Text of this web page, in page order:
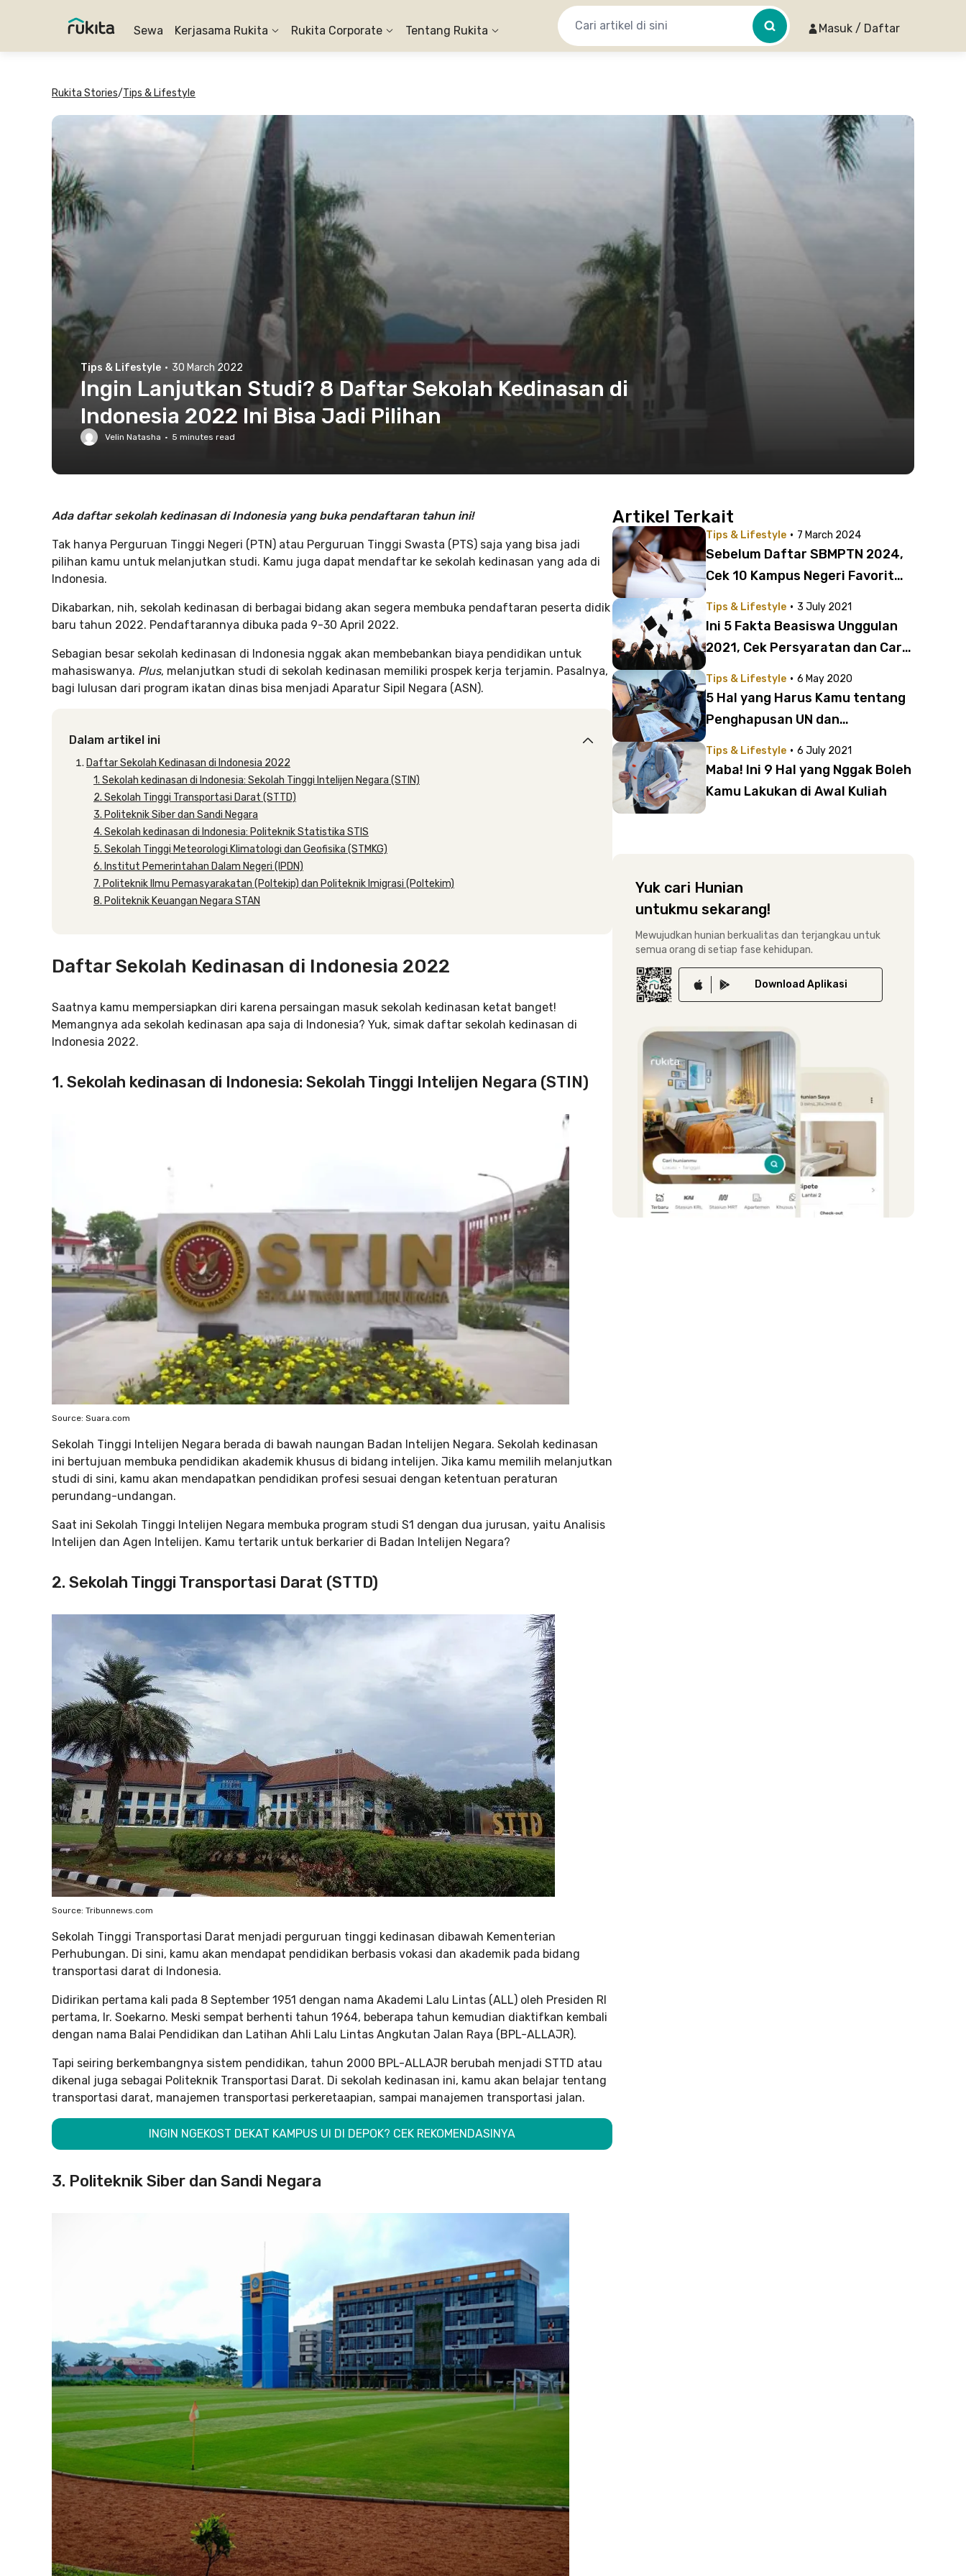
Sewa Kerjasama Rukita Rukita Corporate Tentang Rukita Masuk / Daftar
Rukita Stories/Tips & Lifestyle
Tips & Lifestyle · 30 March 2022
Ingin Lanjutkan Studi? 8 Daftar Sekolah Kedinasan di
Indonesia 2022 Ini Bisa Jadi Pilihan
Velin Natasha · 5 minutes read
Ada daftar sekolah kedinasan di Indonesia yang buka pendaftaran tahun ini!
Tak hanya Perguruan Tinggi Negeri (PTN) atau Perguruan Tinggi Swasta (PTS) saja yang bisa jadi
pilihan kamu untuk melanjutkan studi. Kamu juga dapat mendaftar ke sekolah kedinasan yang ada di
Indonesia.
Dikabarkan, nih, sekolah kedinasan di berbagai bidang akan segera membuka pendaftaran peserta didik
baru tahun 2022. Pendaftarannya dibuka pada 9-30 April 2022.
Sebagian besar sekolah kedinasan di Indonesia nggak akan membebankan biaya pendidikan untuk
mahasiswanya. Plus, melanjutkan studi di sekolah kedinasan memiliki prospek kerja terjamin. Pasalnya,
bagi lulusan dari program ikatan dinas bisa menjadi Aparatur Sipil Negara (ASN).
Dalam artikel ini
Daftar Sekolah Kedinasan di Indonesia 2022
1. Sekolah kedinasan di Indonesia: Sekolah Tinggi Intelijen Negara (STIN)
2. Sekolah Tinggi Transportasi Darat (STTD)
3. Politeknik Siber dan Sandi Negara
4. Sekolah kedinasan di Indonesia: Politeknik Statistika STIS
5. Sekolah Tinggi Meteorologi Klimatologi dan Geofisika (STMKG)
6. Institut Pemerintahan Dalam Negeri (IPDN)
7. Politeknik Ilmu Pemasyarakatan (Poltekip) dan Politeknik Imigrasi (Poltekim)
8. Politeknik Keuangan Negara STAN
Daftar Sekolah Kedinasan di Indonesia 2022
Saatnya kamu mempersiapkan diri karena persaingan masuk sekolah kedinasan ketat banget!
Memangnya ada sekolah kedinasan apa saja di Indonesia? Yuk, simak daftar sekolah kedinasan di
Indonesia 2022.
1. Sekolah kedinasan di Indonesia: Sekolah Tinggi Intelijen Negara (STIN)
Source: Suara.com
Sekolah Tinggi Intelijen Negara berada di bawah naungan Badan Intelijen Negara. Sekolah kedinasan
ini bertujuan membuka pendidikan akademik khusus di bidang intelijen. Jika kamu memilih melanjutkan
studi di sini, kamu akan mendapatkan pendidikan profesi sesuai dengan ketentuan peraturan
perundang-undangan.
Saat ini Sekolah Tinggi Intelijen Negara membuka program studi S1 dengan dua jurusan, yaitu Analisis
Intelijen dan Agen Intelijen. Kamu tertarik untuk berkarier di Badan Intelijen Negara?
2. Sekolah Tinggi Transportasi Darat (STTD)
Source: Tribunnews.com
Sekolah Tinggi Transportasi Darat menjadi perguruan tinggi kedinasan dibawah Kementerian
Perhubungan. Di sini, kamu akan mendapat pendidikan berbasis vokasi dan akademik pada bidang
transportasi darat di Indonesia.
Didirikan pertama kali pada 8 September 1951 dengan nama Akademi Lalu Lintas (ALL) oleh Presiden RI
pertama, Ir. Soekarno. Meski sempat berhenti tahun 1964, beberapa tahun kemudian diaktifkan kembali
dengan nama Balai Pendidikan dan Latihan Ahli Lalu Lintas Angkutan Jalan Raya (BPL-ALLAJR).
Tapi seiring berkembangnya sistem pendidikan, tahun 2000 BPL-ALLAJR berubah menjadi STTD atau
dikenal juga sebagai Politeknik Transportasi Darat. Di sekolah kedinasan ini, kamu akan belajar tentang
transportasi darat, manajemen transportasi perkeretaapian, sampai manajemen transportasi jalan.
INGIN NGEKOST DEKAT KAMPUS UI DI DEPOK? CEK REKOMENDASINYA
3. Politeknik Siber dan Sandi Negara
Artikel Terkait
Tips & Lifestyle · 7 March 2024
Sebelum Daftar SBMPTN 2024,
Cek 10 Kampus Negeri Favorit
Tips & Lifestyle · 3 July 2021
Ini 5 Fakta Beasiswa Unggulan
2021, Cek Persyaratan dan Cara
Tips & Lifestyle · 6 May 2020
5 Hal yang Harus Kamu tentang
Penghapusan UN dan
selama Pandemi Covid-19
Tips & Lifestyle · 6 July 2021
Maba! Ini 9 Hal yang Nggak Boleh
Kamu Lakukan di Awal Kuliah
Yuk cari Hunian
untukmu sekarang!
Mewujudkan hunian berkualitas dan terjangkau untuk
semua orang di setiap fase kehidupan.
Download Aplikasi